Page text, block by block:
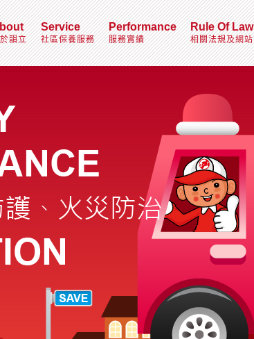
韻立
Service
社區保養服務
Performance
服務實績
Rule Of Law
相關法規及網站